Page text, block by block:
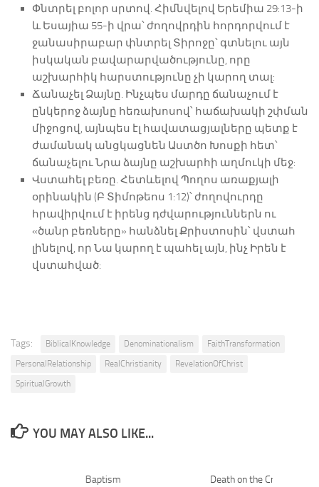
Փնտրել բոլոր սրտով. Հիմնվելով Երեմիա 29:13-ի
և Եսայիա 55-ի վրա՝ ժողովրդին հորդորվում է
ջանասիրաբար փնտրել Տիրոջը՝ գտնելու այն
իսկական բավարարվածությունը, որը
աշխարհիկ հարստությունը չի կարող տալ:
Ճանաչել Ձայնը. Ինչպես մարդը ճանաչում է
ընկերոջ ձայնը հեռախոսով՝ հաճախակի շփման
միջոցով, այնպես էլ հավատացյալները պետք է
ժամանակ անցկացնեն Աստծո Խոսքի հետ՝
ճանաչելու Նրա ձայնը աշխարհի աղմուկի մեջ:
Վստահել բեռը. Հետևելով Պողոս առաքյալի
օրինակին (Բ Տիմոթեոս 1:12)՝ ժողովուրդը
հրավիրվում է իրենց դժվարություններն ու
«ծանր բեռները» հանձնել Քրիստոսին՝ վստահ
լինելով, որ Նա կարող է պահել այն, ինչ Իրեն է
վստահված:
Tags: BiblicalKnowledge Denominationalism
FaithTransformation
PersonalRelationship
RealChristianity
RevelationOfChrist
SpiritualGrowth
YOU MAY ALSO LIKE...
Baptism Death on the Cross